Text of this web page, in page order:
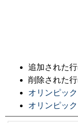
追加された
削除された
オリンピッ
オリンピッ